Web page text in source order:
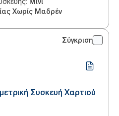
Χωρίς Μαδρέν
Σύγκριση
Συσκευή Χαρτιού